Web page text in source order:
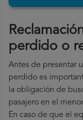
perdido o
Antes de presentar
perdido es
la obligación de
pasajero en el
En caso de que el